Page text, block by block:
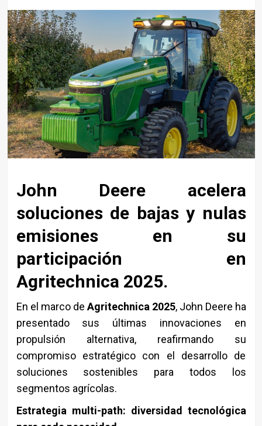
John Deere acelera
soluciones de bajas y nulas
emisiones en su
participación en
Agritechnica 2025.
En el marco de Agritechnica 2025, John Deere ha
presentado sus últimas innovaciones en
propulsión alternativa, reafirmando su
compromiso estratégico con el desarrollo de
soluciones sostenibles para todos los
segmentos agrícolas.
Estrategia multi-path: diversidad tecnológica